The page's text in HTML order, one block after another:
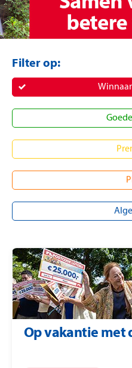
Filter op:
Op vakantie met